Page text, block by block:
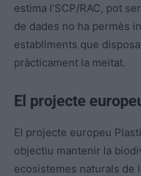
estima l’SCP/RAC, pot
de dades no ha permès
establiments que
pràcticament la meitat.
El projecte
El projecte europeu
objectiu mantenir la
ecosistemes naturals de